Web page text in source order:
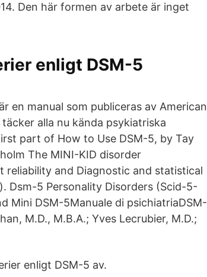
Den här formen av arbete är inget
enligt DSM-5
en manual som publiceras av American
alla nu kända psykiatriska
part of How to Use DSM-5, by Tay
The MINI-KID disorder
reliability and Diagnostic and statistical
Dsm-5 Personality Disorders (Scid-5-
Mini DSM-5Manuale di psichiatriaDSM-
M.D., M.B.A.; Yves Lecrubier, M.D.;
enligt DSM-5 av.